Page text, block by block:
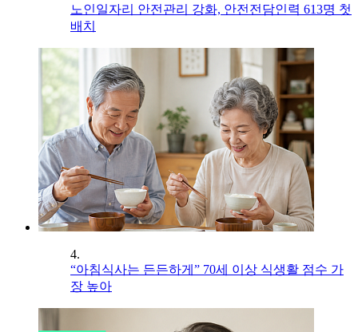
노인일자리 안전관리 강화, 안전전담인력 613명 첫
배치
4.
“아침식사는 든든하게” 70세 이상 식생활 점수 가
장 높아